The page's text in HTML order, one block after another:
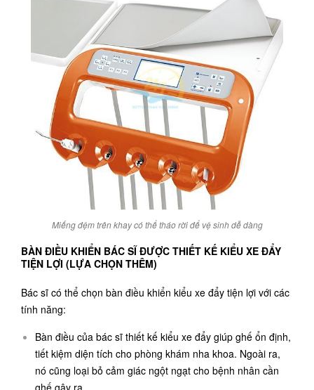
Miếng đệm trên khay có thể tháo rời để vệ sinh dễ dàng
BÀN ĐIỀU KHIỂN BÁC SĨ ĐƯỢC THIẾT KẾ KIỂU XE ĐẨY
TIỆN LỢI (LỰA CHỌN THÊM)
Bác sĩ có thể chọn bàn điều khiển kiểu xe đẩy tiện lợi với các
tính năng:
Bàn điều của bác sĩ thiết kế kiểu xe đẩy giúp ghế ổn định,
tiết kiệm diện tích cho phòng khám nha khoa. Ngoài ra,
nó cũng loại bỏ cảm giác ngột ngạt cho bệnh nhân cần
ghế gây ra.